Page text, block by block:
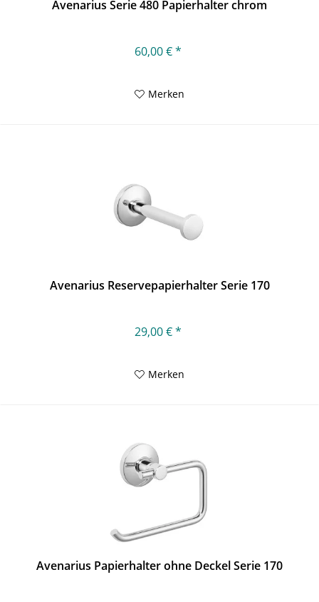
Avenarius Serie 480 Papierhalter chrom
60,00 € *
Merken
Avenarius Reservepapierhalter Serie 170
29,00 € *
Merken
Avenarius Papierhalter ohne Deckel Serie 170